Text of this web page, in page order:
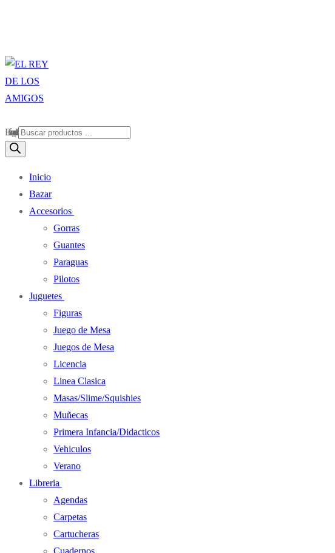
Búsqueda de productos
Inicio
Bazar
Accesorios
Gorras
Guantes
Paraguas
Pilotos
Juguetes
Figuras
Juego de Mesa
Juegos de Mesa
Licencia
Linea Clasica
Masas/Slime/Squishies
Muñecas
Primera Infancia/Didacticos
Vehiculos
Verano
Libreria
Agendas
Carpetas
Cartucheras
Cuadernos